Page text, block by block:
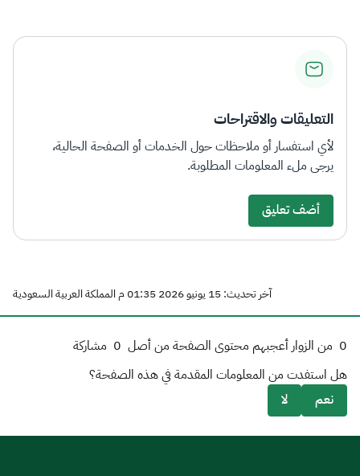
التعليقات والاقتراحات
لأي استفسار أو ملاحظات حول الخدمات أو الصفحة الحالية،
يرجى ملء المعلومات المطلوبة.
أضف تعليق
آخر تحديث: 15 يونيو 2026 01:35 م المملكة العربية السعودية
0 من الزوار أعجبهم محتوى الصفحة من أصل 0 مشاركة
هل استفدت من المعلومات المقدمة في هذه الصفحة؟
نعم
لا